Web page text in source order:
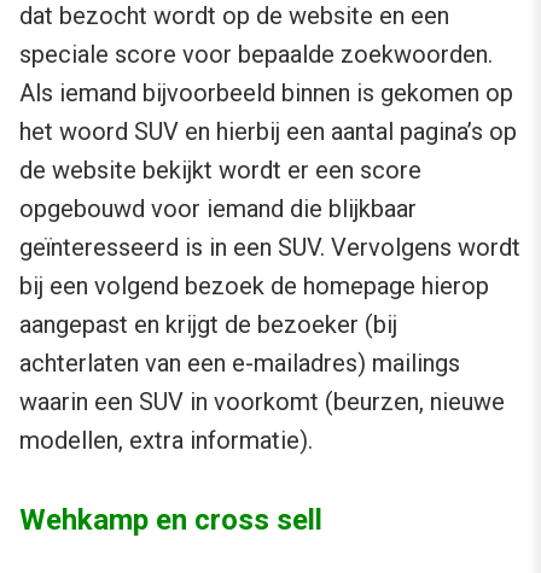
dat bezocht wordt op de website en een
speciale score voor bepaalde zoekwoorden.
Als iemand bijvoorbeeld binnen is gekomen op
het woord SUV en hierbij een aantal pagina’s op
de website bekijkt wordt er een score
opgebouwd voor iemand die blijkbaar
geïnteresseerd is in een SUV. Vervolgens wordt
bij een volgend bezoek de homepage hierop
aangepast en krijgt de bezoeker (bij
achterlaten van een e-mailadres) mailings
waarin een SUV in voorkomt (beurzen, nieuwe
modellen, extra informatie).
Wehkamp en cross sell